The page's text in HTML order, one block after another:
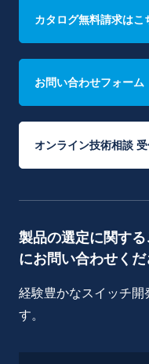
カタログ無料請求はこ
お問い合わせフォーム
オンライン技術相談
製品の選定に関す
にお問い合わせくだ
経験豊かなスイッチ開
す。